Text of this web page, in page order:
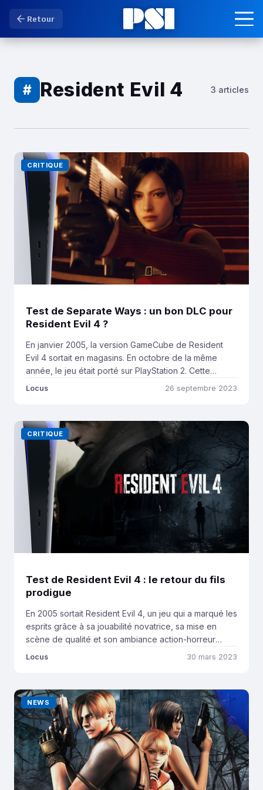
Retour
# Resident Evil 4 3 articles
CRITIQUE
Test de Separate Ways : un bon DLC pour
Resident Evil 4 ?
En janvier 2005, la version GameCube de Resident
Evil 4 sortait en magasins. En octobre de la même
année, le jeu était porté sur PlayStation 2. Cette
version était inférieure sur le plan visuel. Avec des
Néanmoins, un argument de […]
Locus 26 septembre 2023
CRITIQUE
Test de Resident Evil 4 : le retour du fils
prodigue
En 2005 sortait Resident Evil 4, un jeu qui a marqué les
esprits grâce à sa jouabilité novatrice, sa mise en
scène de qualité et son ambiance action-horreur
inoubliable. Il s’agit d’un classique culte des consoles
formats (avec […]
Locus 30 mars 2023
NEWS